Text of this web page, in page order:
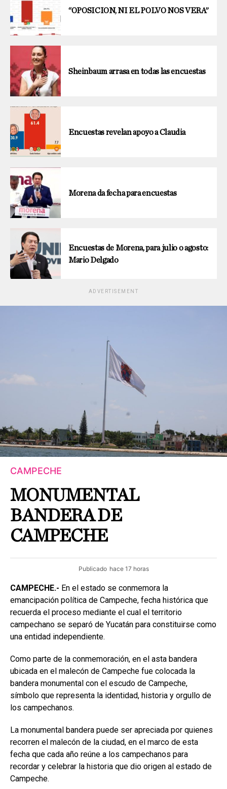
“OPOSICION, NI EL POLVO NOS VERA”
Sheinbaum arrasa en todas las encuestas
Encuestas revelan apoyo a Claudia
Morena da fecha para encuestas
Encuestas de Morena, para julio o agosto:
Mario Delgado
ADVERTISEMENT
CAMPECHE
MONUMENTAL
BANDERA DE
CAMPECHE
Publicado hace 17 horas
CAMPECHE.- En el estado se conmemora la
emancipación política de Campeche, fecha histórica que
recuerda el proceso mediante el cual el territorio
campechano se separó de Yucatán para constituirse como
una entidad independiente.
Como parte de la conmemoración, en el asta bandera
ubicada en el malecón de Campeche fue colocada la
bandera monumental con el escudo de Campeche,
símbolo que representa la identidad, historia y orgullo de
los campechanos.
La monumental bandera puede ser apreciada por quienes
recorren el malecón de la ciudad, en el marco de esta
fecha que cada año reúne a los campechanos para
recordar y celebrar la historia que dio origen al estado de
Campeche.